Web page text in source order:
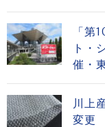
「第
ト・
催・
川上
変更